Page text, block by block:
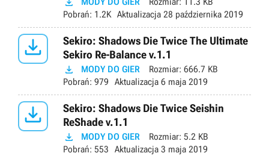
Pobrań: 1.2K Aktualizacja 28 października 2019

Sekiro: Shadows Die Twice The Ultimate
Sekiro Re-Balance v.1.1
 MODY DO GIER Rozmiar: 666.7 KB
Pobrań: 979 Aktualizacja 6 maja 2019

Sekiro: Shadows Die Twice Seishin
ReShade v.1.1
 MODY DO GIER Rozmiar: 5.2 KB
Pobrań: 553 Aktualizacja 3 maja 2019